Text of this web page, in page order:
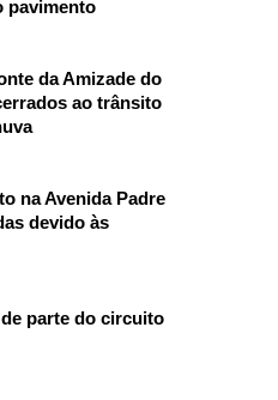
pavimento
da Amizade do
ao trânsito
na Avenida Padre
devido às
parte do circuito